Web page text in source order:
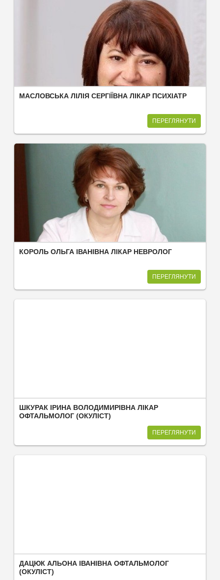
МАСЛОВСЬКА ЛІЛІЯ СЕРГІЇВНА ЛІКАР ПСИХІАТР
ПЕРЕГЛЯНУТИ
КОРОЛЬ ОЛЬГА ІВАНІВНА ЛІКАР НЕВРОЛОГ
ПЕРЕГЛЯНУТИ
ШКУРАК ІРИНА ВОЛОДИМИРІВНА ЛІКАР
ОФТАЛЬМОЛОГ (ОКУЛІСТ)
ПЕРЕГЛЯНУТИ
ДАЦЮК АЛЬОНА ІВАНІВНА ОФТАЛЬМОЛОГ
(ОКУЛІСТ)